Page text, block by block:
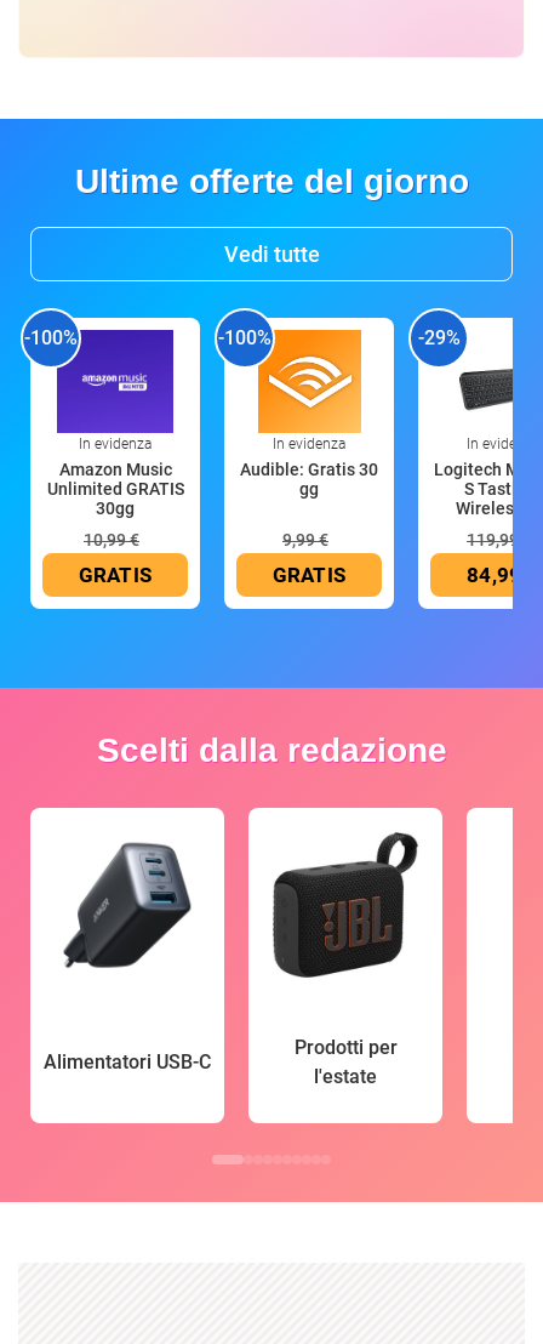
Ultime offerte del giorno
Vedi tutte
-100%
In evidenza
Amazon Music
Unlimited GRATIS
30gg
10,99 €
GRATIS
-100%
In evidenza
Audible: Gratis 30
gg
9,99 €
GRATIS
-29%
In evidenza
Logitech MX
S Tastiera
Wireless
119,99 €
84,99 €
Scelti dalla redazione
Alimentatori USB-C
Prodotti per
l'estate